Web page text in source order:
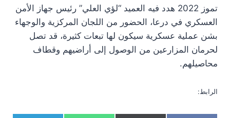
تموز 2022 هدد فيه العميد “لؤي العلي” رئيس جهاز الأمن
العسكري في درعا، الحضور من اللجان المركزية والوجهاء
بشن عملية عسكرية سيكون لها تبعات كثيرة، قد تصل
لحرمان المزارعين من الوصول إلى أراضيهم وقطاف
محاصيلهم.
الرابط: